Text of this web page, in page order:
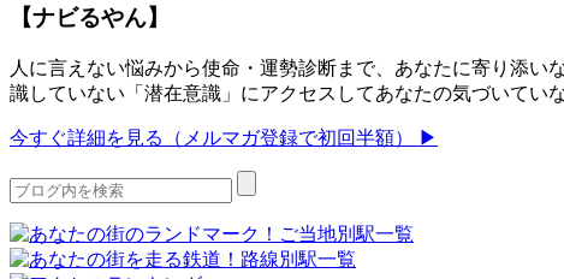
【ナビるやん】
人に言えない悩みから使命・運勢診断まで、あなたに寄り添
識していない「潜在意識」にアクセスしてあなたの気づいてい
今すぐ詳細を見る（メルマガ登録で初回半額） ▶